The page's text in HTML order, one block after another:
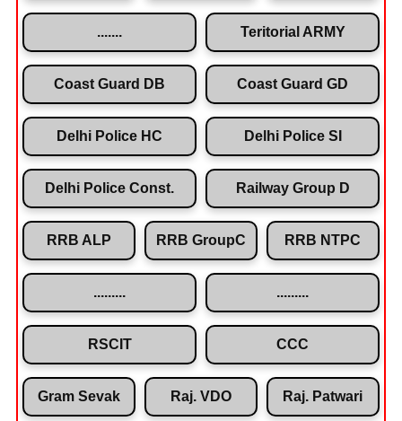
Teritorial ARMY
Coast Guard DB Coast Guard GD
Delhi Police HC Delhi Police SI
Delhi Police Const. Railway Group D
RRB ALP RRB GroupC RRB NTPC
RSCIT CCC
Gram Sevak Raj. VDO Raj. Patwari